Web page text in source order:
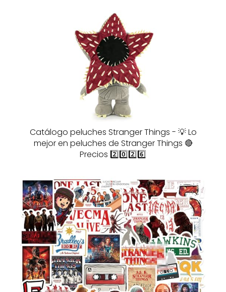
Catálogo peluches Stranger Things - 💡 Lo
mejor en peluches de Stranger Things 🔴
Precios 2️⃣0️⃣2️⃣6️⃣